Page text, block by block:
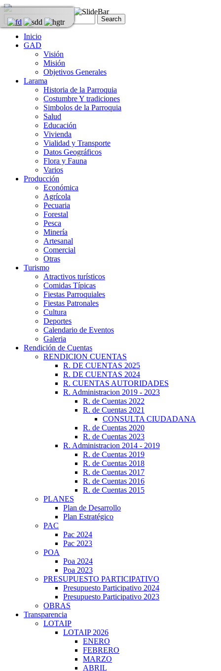
Inicio
GAD
Visión
Misión
Objetivos Generales
Larama
Historia de la Parroquia
Costumbre Y tradiciones
Simbolos de la Parroquia
Salud
Educación
Vivienda
Vialidad y Transporte
Datos Geográficos
Flora y Fauna
Varios
Producción
Económica
Agrícola
Pecuaria
Forestal
Pesca
Minería
Artesanal
Comercial
Otras
Turismo
Atractivos turísticos
Comidas Típicas
Fiestas Parroquiales
Fiestas Patronales
Cultura
Deportes
Calendario de Eventos
Galeria
Rendición de Cuentas
RENDICION CUENTAS
R. DE CUENTAS 2025
R. DE CUENTAS 2024
R. CUENTAS AUTORIDADES
R. Administracion 2019 - 2023
R. de Cuentas 2022
R. de Cuentas 2021
CONSULTA CIUDADANA
R. de Cuentas 2020
R. de Cuentas 2023
R. Administracion 2014 - 2019
R. de Cuentas 2019
R. de Cuentas 2018
R. de Cuentas 2017
R. de Cuentas 2016
R. de Cuentas 2015
PLANES
Plan de Desarrollo
Plan Estratégico
PAC
Pac 2024
Pac 2023
POA
Poa 2024
Poa 2023
PRESUPUESTO PARTICIPATIVO
Presupuesto Participativo 2024
Presupuesto Participativo 2023
OBRAS
Transparencia
LOTAIP
LOTAIP 2026
ENERO
FEBRERO
MARZO
ABRIL